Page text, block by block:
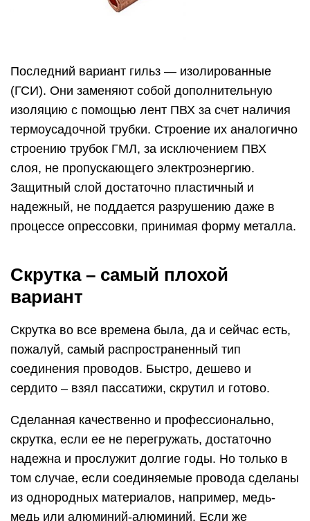
Последний вариант гильз — изолированные
(ГСИ). Они заменяют собой дополнительную
изоляцию с помощью лент ПВХ за счет наличия
термоусадочной трубки. Строение их аналогично
строению трубок ГМЛ, за исключением ПВХ
слоя, не пропускающего электроэнергию.
Защитный слой достаточно пластичный и
надежный, не поддается разрушению даже в
процессе опрессовки, принимая форму металла.
Скрутка – самый плохой
вариант
Скрутка во все времена была, да и сейчас есть,
пожалуй, самый распространенный тип
соединения проводов. Быстро, дешево и
сердито – взял пассатижи, скрутил и готово.
Сделанная качественно и профессионально,
скрутка, если ее не перегружать, достаточно
надежна и прослужит долгие годы. Но только в
том случае, если соединяемые провода сделаны
из однородных материалов, например, медь-
медь или алюминий-алюминий. Если же